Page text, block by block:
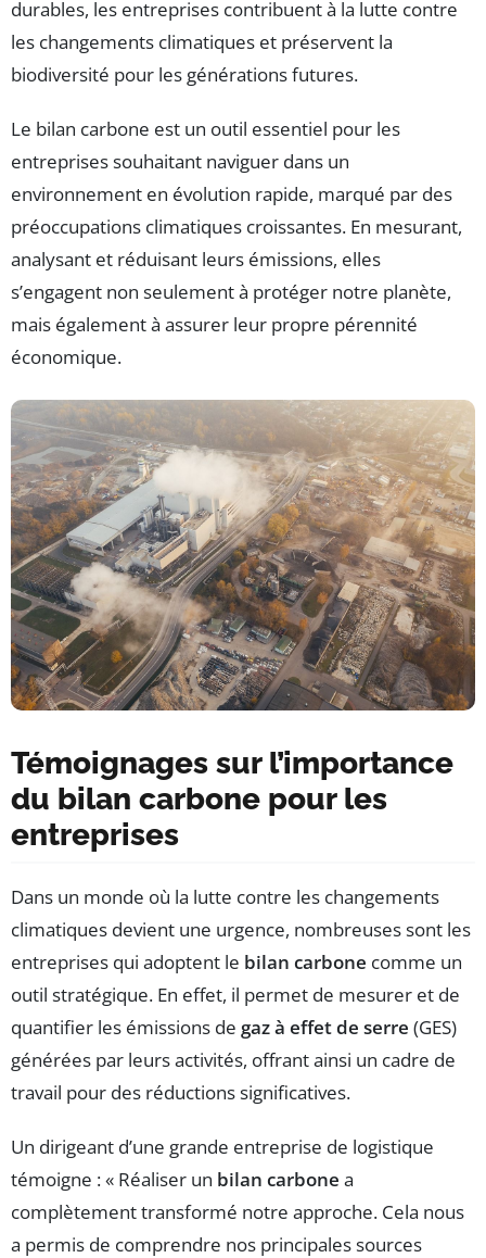
durables, les entreprises contribuent à la lutte contre
les changements climatiques et préservent la
biodiversité pour les générations futures.
Le bilan carbone est un outil essentiel pour les
entreprises souhaitant naviguer dans un
environnement en évolution rapide, marqué par des
préoccupations climatiques croissantes. En mesurant,
analysant et réduisant leurs émissions, elles
s’engagent non seulement à protéger notre planète,
mais également à assurer leur propre pérennité
économique.
Témoignages sur l’importance
du bilan carbone pour les
entreprises
Dans un monde où la lutte contre les changements
climatiques devient une urgence, nombreuses sont les
entreprises qui adoptent le bilan carbone comme un
outil stratégique. En effet, il permet de mesurer et de
quantifier les émissions de gaz à effet de serre (GES)
générées par leurs activités, offrant ainsi un cadre de
travail pour des réductions significatives.
Un dirigeant d’une grande entreprise de logistique
témoigne : « Réaliser un bilan carbone a
complètement transformé notre approche. Cela nous
a permis de comprendre nos principales sources